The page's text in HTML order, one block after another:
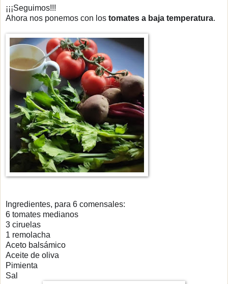
¡¡¡Seguimos!!!
Ahora nos ponemos con los tomates a baja temperatura.
Ingredientes, para 6 comensales:
6 tomates medianos
3 ciruelas
1 remolacha
Aceto balsámico
Aceite de oliva
Pimienta
Sal